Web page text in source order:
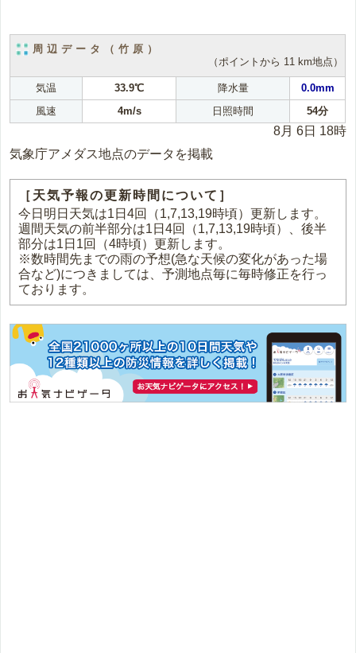
周辺データ（竹原）
（ポイントから 11 km地点）
気温 33.9℃ 降水量
0.0mm
風速
4m/s 日照時間 54分
8月 6日 18時
気象庁アメダス地点のデータを掲載
［天気予報の更新時間について］
今日明日天気は1日4回（1,7,13,19時頃）更新します。
週間天気の前半部分は1日4回（1,7,13,19時頃）、後半
部分は1日1回（4時頃）更新します。
※数時間先までの雨の予想(急な天候の変化があった場
合など)につきましては、予測地点毎に毎時修正を行っ
ております。